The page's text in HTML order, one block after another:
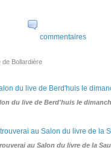
commentaires
de Bollardière
du live de Berd'huis le
au Salon du livre de la